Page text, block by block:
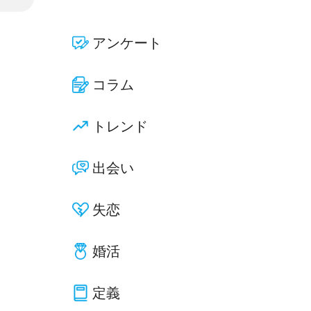
アンケート
コラム
トレンド
出会い
失恋
婚活
定義